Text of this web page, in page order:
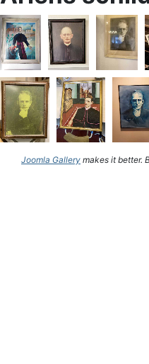
Joomla Gallery makes it better.